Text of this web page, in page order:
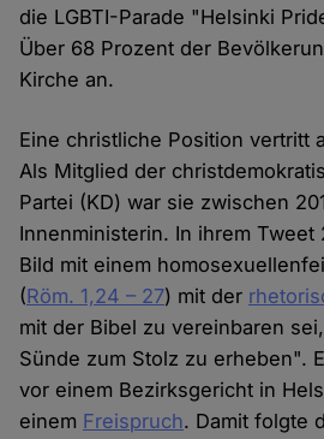
die LGBTI-Parade "Helsinki
Über 68 Prozent der
Kirche an.
Eine christliche Position vertritt
Als Mitglied der
Partei (KD) war sie zwischen
Innenministerin. In ihrem Tweet
Bild mit einem
(Röm. 1,24 – 27) mit der
mit der Bibel zu vereinbaren
Sünde zum Stolz zu erheben".
vor einem Bezirksgericht in
einem Freispruch. Damit folgte